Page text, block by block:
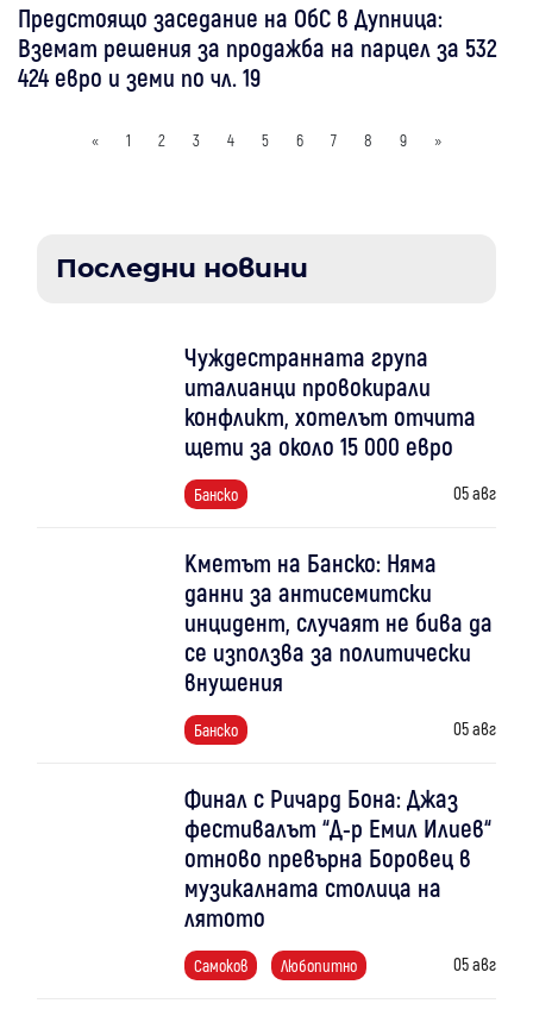
Предстоящо заседание на ОбС в Дупница:
Вземат решения за продажба на парцел за 532
424 евро и земи по чл. 19
« 1 2 3 4 5 6 7 8 9 »
Последни новини
Чуждестранната група
италианци провокирали
конфликт, хотелът отчита
щети за около 15 000 евро
Банско 05 авг
Кметът на Банско: Няма
данни за антисемитски
инцидент, случаят не бива да
се използва за политически
внушения
Банско 05 авг
Финал с Ричард Бона: Джаз
фестивалът “Д-р Емил Илиев“
отново превърна Боровец в
музикалната столица на
лятото
Самоков Любопитно 05 авг